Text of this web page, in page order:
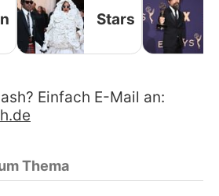
Stars
Einfach E-Mail an:
Thema